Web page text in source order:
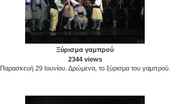
Ξύρισμα γαμπρού
2344 views
Παρασκευή 29 Ιουνίου. Δρώμενα, το ξύρισμα του γαμπρού.